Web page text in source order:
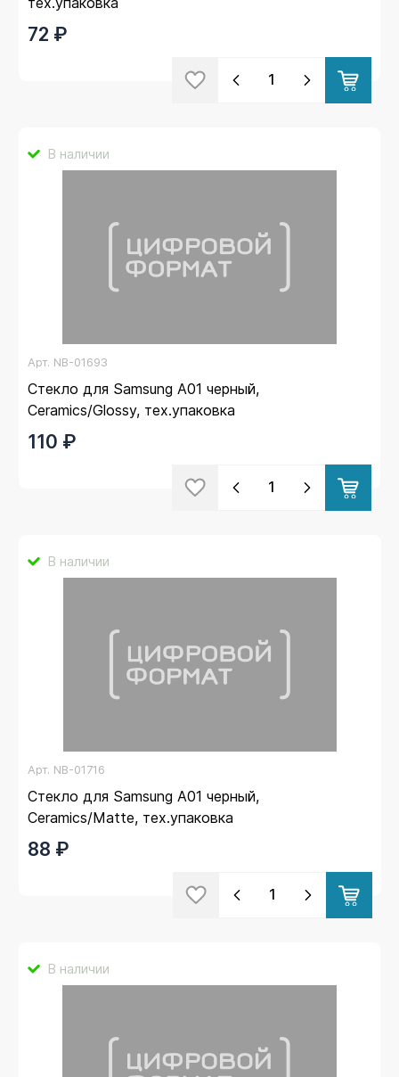
72 ₽
В наличии
Арт. NB-01693
Стекло для Samsung A01 черный,
Ceramics/Glossy, тех.упаковка
110 ₽
В наличии
Арт. NB-01716
Стекло для Samsung A01 черный,
Ceramics/Matte, тех.упаковка
88 ₽
В наличии